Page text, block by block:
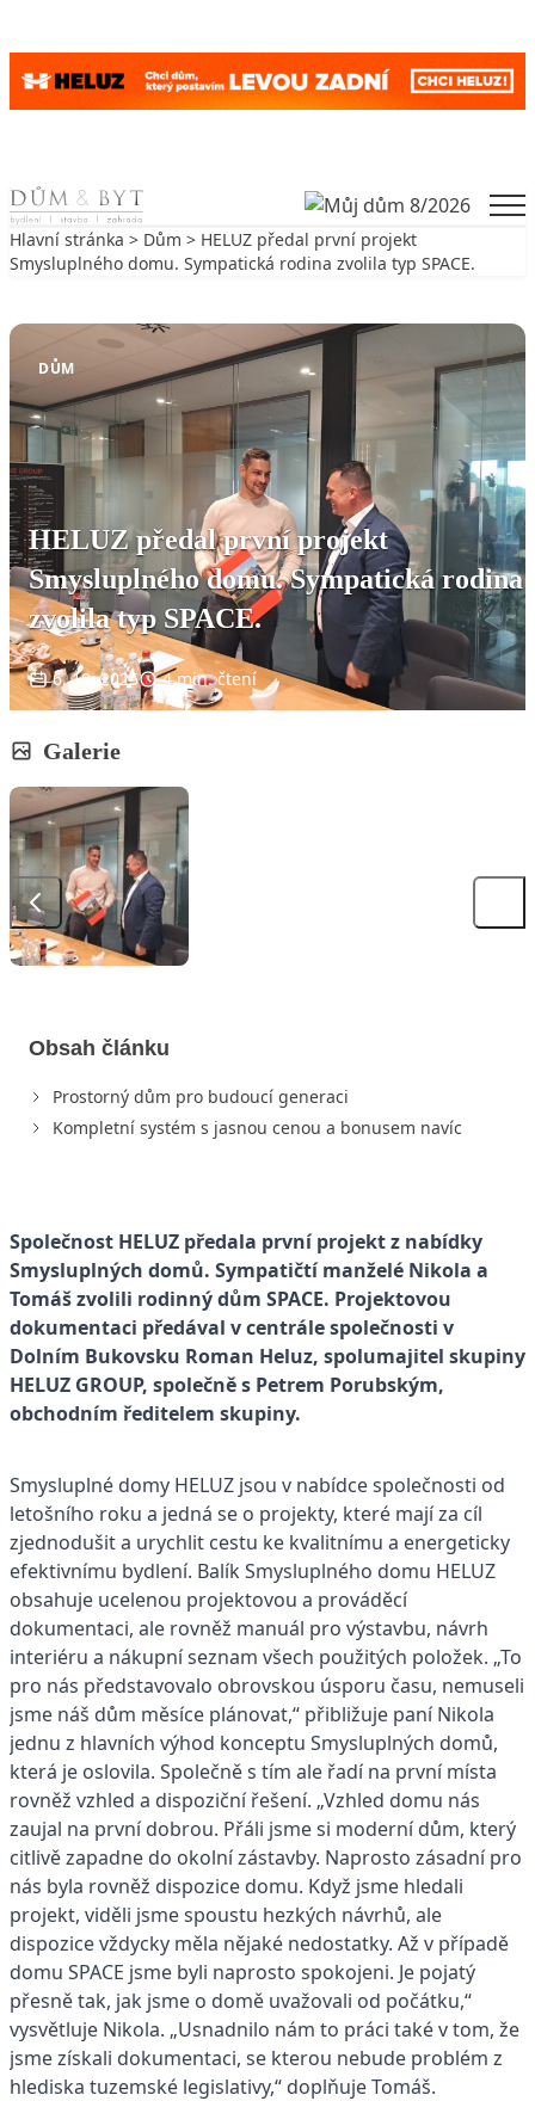
Skip to content
Hlavní stránka > Dům > HELUZ předal první projekt
Smysluplného domu. Sympatická rodina zvolila typ SPACE.
DŮM
HELUZ předal první projekt
Smysluplného domu. Sympatická rodina
zvolila typ SPACE.
6. 10. 2025 4 min. čtení
Galerie
Obsah článku
Prostorný dům pro budoucí generaci
Kompletní systém s jasnou cenou a bonusem navíc
Společnost HELUZ předala první projekt z nabídky
Smysluplných domů. Sympatičtí manželé Nikola a
Tomáš zvolili rodinný dům SPACE. Projektovou
dokumentaci předával v centrále společnosti v
Dolním Bukovsku Roman Heluz, spolumajitel skupiny
HELUZ GROUP, společně s Petrem Porubským,
obchodním ředitelem skupiny.
Smysluplné domy HELUZ jsou v nabídce společnosti od
letošního roku a jedná se o projekty, které mají za cíl
zjednodušit a urychlit cestu ke kvalitnímu a energeticky
efektivnímu bydlení. Balík Smysluplného domu HELUZ
obsahuje ucelenou projektovou a prováděcí
dokumentaci, ale rovněž manuál pro výstavbu, návrh
interiéru a nákupní seznam všech použitých položek. „To
pro nás představovalo obrovskou úsporu času, nemuseli
jsme náš dům měsíce plánovat,“ přibližuje paní Nikola
jednu z hlavních výhod konceptu Smysluplných domů,
která je oslovila. Společně s tím ale řadí na první místa
rovněž vzhled a dispoziční řešení. „Vzhled domu nás
zaujal na první dobrou. Přáli jsme si moderní dům, který
citlivě zapadne do okolní zástavby. Naprosto zásadní pro
nás byla rovněž dispozice domu. Když jsme hledali
projekt, viděli jsme spoustu hezkých návrhů, ale
dispozice vždycky měla nějaké nedostatky. Až v případě
domu SPACE jsme byli naprosto spokojeni. Je pojatý
přesně tak, jak jsme o domě uvažovali od počátku,“
vysvětluje Nikola. „Usnadnilo nám to práci také v tom, že
jsme získali dokumentaci, se kterou nebude problém z
hlediska tuzemské legislativy,“ doplňuje Tomáš.